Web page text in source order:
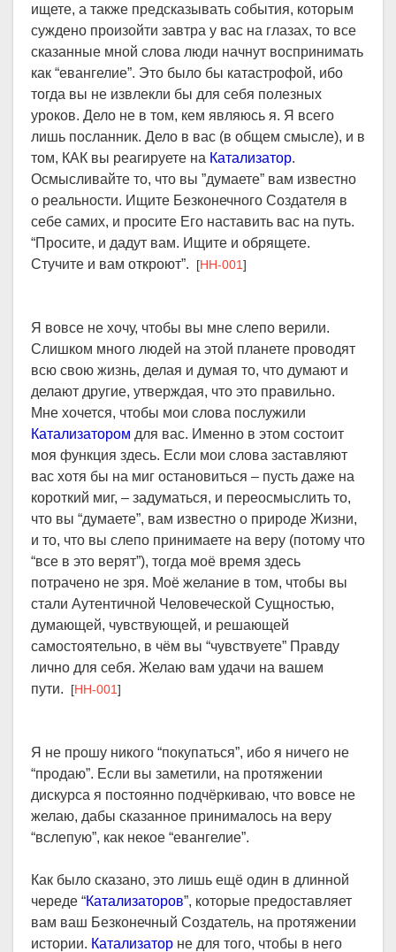
ищете, а также предсказывать события, которым
суждено произойти завтра у вас на глазах, то все
сказанные мной слова люди начнут воспринимать
как “евангелие”. Это было бы катастрофой, ибо
тогда вы не извлекли бы для себя полезных
уроков. Дело не в том, кем являюсь я. Я всего
лишь посланник. Дело в вас (в общем смысле), и в
том, КАК вы реагируете на Катализатор.
Осмысливайте то, что вы ”думаете” вам известно
о реальности. Ищите Безконечного Создателя в
себе самих, и просите Его наставить вас на путь.
“Просите, и дадут вам. Ищите и обрящете.
Стучите и вам откроют”. [HH-001]
Я вовсе не хочу, чтобы вы мне слепо верили.
Слишком много людей на этой планете проводят
всю свою жизнь, делая и думая то, что думают и
делают другие, утверждая, что это правильно.
Мне хочется, чтобы мои слова послужили
Катализатором для вас. Именно в этом состоит
моя функция здесь. Если мои слова заставляют
вас хотя бы на миг остановиться – пусть даже на
короткий миг, – задуматься, и переосмыслить то,
что вы “думаете”, вам известно о природе Жизни,
и то, что вы слепо принимаете на веру (потому что
“все в это верят”), тогда моё время здесь
потрачено не зря. Моё желание в том, чтобы вы
стали Аутентичной Человеческой Сущностью,
думающей, чувствующей, и решающей
самостоятельно, в чём вы “чувствуете” Правду
лично для себя. Желаю вам удачи на вашем
пути. [HH-001]
Я не прошу никого “покупаться”, ибо я ничего не
“продаю”. Если вы заметили, на протяжении
дискурса я постоянно подчёркиваю, что вовсе не
желаю, дабы сказанное принималось на веру
“вслепую”, как некое “евангелие”.
Как было сказано, это лишь ещё один в длинной
череде “Катализаторов”, которые предоставляет
вам ваш Безконечный Создатель, на протяжении
истории. Катализатор не для того, чтобы в него